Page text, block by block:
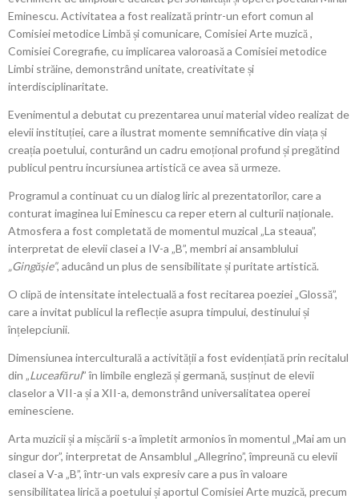
Eminescu. Activitatea a fost realizată printr-un efort comun al
Comisiei metodice Limbă și comunicare, Comisiei Arte muzică ,
Comisiei Coregrafie, cu implicarea valoroasă a Comisiei metodice
Limbi străine, demonstrând unitate, creativitate și
interdisciplinaritate.
Evenimentul a debutat cu prezentarea unui material video realizat de
elevii instituției, care a ilustrat momente semnificative din viața și
creația poetului, conturând un cadru emoțional profund și pregătind
publicul pentru incursiunea artistică ce avea să urmeze.
Programul a continuat cu un dialog liric al prezentatorilor, care a
conturat imaginea lui Eminescu ca reper etern al culturii naționale.
Atmosfera a fost completată de momentul muzical „La steaua”,
interpretat de elevii clasei a IV-a „B”, membri ai ansamblului
„Gingășie”, aducând un plus de sensibilitate și puritate artistică.
O clipă de intensitate intelectuală a fost recitarea poeziei „Glossă”,
care a invitat publicul la reflecție asupra timpului, destinului și
înțelepciunii.
Dimensiunea interculturală a activității a fost evidențiată prin recitalul
din „Luceafărul” în limbile engleză și germană, susținut de elevii
claselor a VII-a și a XII-a, demonstrând universalitatea operei
eminesciene.
Arta muzicii și a mișcării s-a împletit armonios în momentul „Mai am un
singur dor”, interpretat de Ansamblul „Allegrino”, împreună cu elevii
clasei a V-a „B”, într-un vals expresiv care a pus în valoare
sensibilitatea lirică a poetului și aportul Comisiei Arte muzică, precum